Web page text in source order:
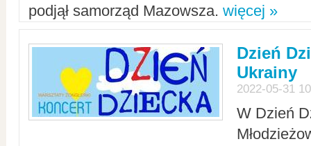
podjął samorząd Mazowsza. więcej »
Dzień
Ukrainy
2022-05-31
W Dzień